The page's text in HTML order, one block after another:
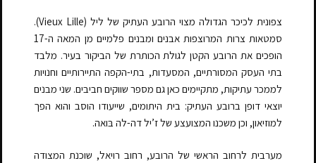
צפונית לכיכר הגדולה מצוי הרובע העתיק של ליל (Vieux Lille).
סמטאות צרות המרוצפות אבנים ומבנים פלמיים מן המאה ה-17
הופכים את הרובע הקטן לגולת הכותרת של הביקור בעיר. מלבד
בתי העסק המסורתיים, המסעדות, בתי-הקפה התיירותיים וחנויות
לממכר עתיקות, מתקיימים כאן גם מספר שווקים חביבים. שני מבנים
יוצאי דופן ברובע העתיק: בית היתומים, שייעודו הוסב והוא הפך
למוזיאון, וכן משכנו המצועצע של ז’יל דה-לה בּואה.
מערבית לרחוב הראשי של הרובע, רחוב רויאל, שוכנת המצודה